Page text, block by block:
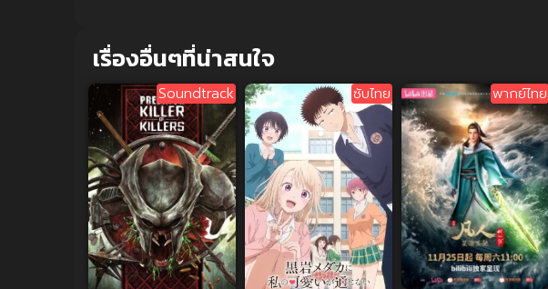
เรื่องอื่นๆที่น่าสนใจ
Soundtrack ซับไทย พากย์ไทย